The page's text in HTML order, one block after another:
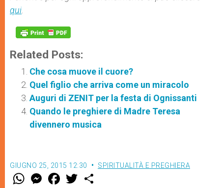
qui
Related Posts:
Che cosa muove il cuore?
Quel figlio che arriva come un miracolo
Auguri di ZENIT per la festa di Ognissanti
Quando le preghiere di Madre Teresa
divennero musica
GIUGNO 25, 2015 12:30 SPIRITUALITÀ E PREGHIERA
W M
e
F
a w